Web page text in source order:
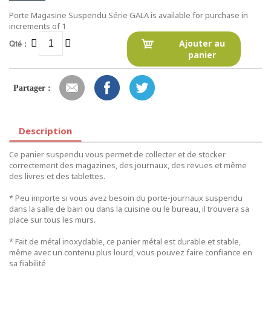
Porte Magasine Suspendu Série GALA is available for purchase in
increments of 1
Qté :
Ajouter au
panier
Partager :
Description
Ce panier suspendu vous permet de collecter et de stocker
correctement des magazines, des journaux, des revues et même
des livres et des tablettes.
* Peu importe si vous avez besoin du porte-journaux suspendu
dans la salle de bain ou dans la cuisine ou le bureau, il trouvera sa
place sur tous les murs.
* Fait de métal inoxydable, ce panier métal est durable et stable,
même avec un contenu plus lourd, vous pouvez faire confiance en
sa fiabilité